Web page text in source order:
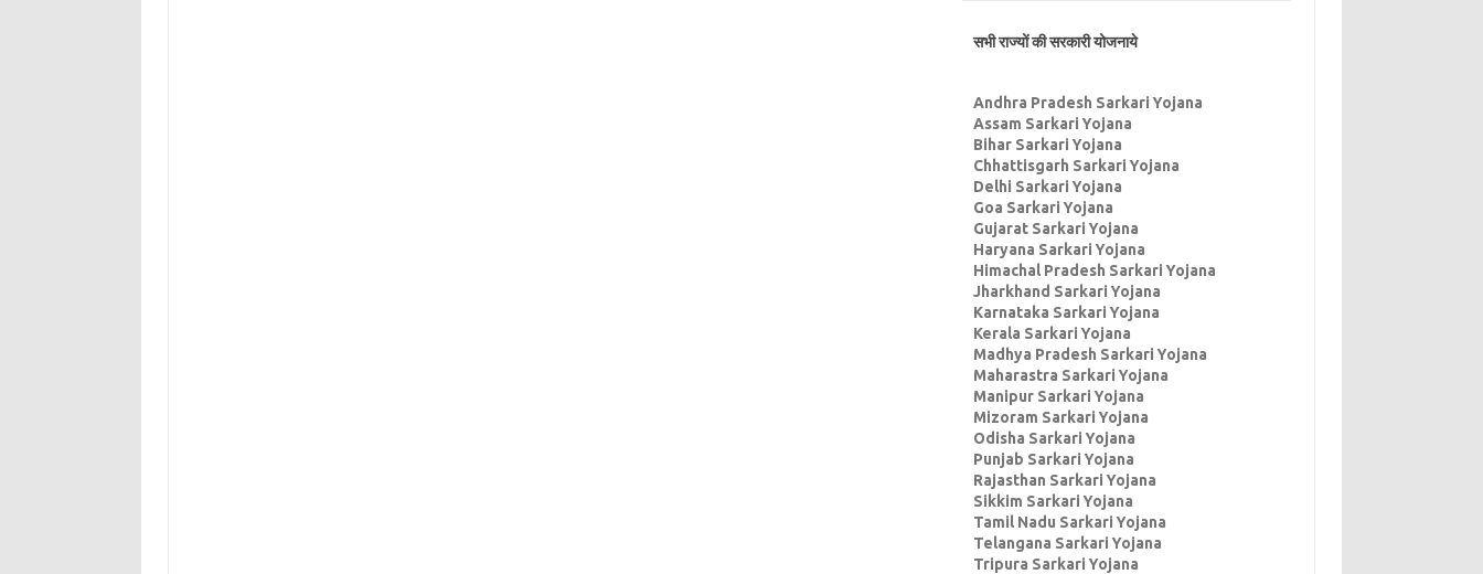
सभी राज्यों की सरकारी योजनाये
Andhra Pradesh Sarkari Yojana
Assam Sarkari Yojana
Bihar Sarkari Yojana
Chhattisgarh Sarkari Yojana
Delhi Sarkari Yojana
Goa Sarkari Yojana
Gujarat Sarkari Yojana
Haryana Sarkari Yojana
Himachal Pradesh Sarkari Yojana
Jharkhand Sarkari Yojana
Karnataka Sarkari Yojana
Kerala Sarkari Yojana
Madhya Pradesh Sarkari Yojana
Maharastra Sarkari Yojana
Manipur Sarkari Yojana
Mizoram Sarkari Yojana
Odisha Sarkari Yojana
Punjab Sarkari Yojana
Rajasthan Sarkari Yojana
Sikkim Sarkari Yojana
Tamil Nadu Sarkari Yojana
Telangana Sarkari Yojana
Tripura Sarkari Yojana